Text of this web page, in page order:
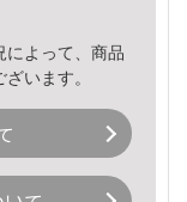
よって、商品
います。